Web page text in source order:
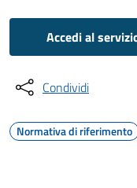
Accedi al
Condividi
Normativa di riferimento